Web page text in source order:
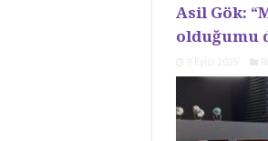
Asil Gök:
olduğumu